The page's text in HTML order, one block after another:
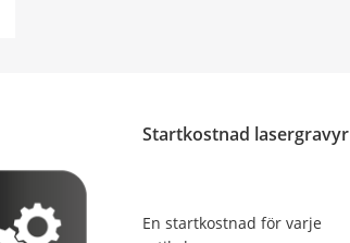
Startkostnad lasergravyr
En startkostnad för varje